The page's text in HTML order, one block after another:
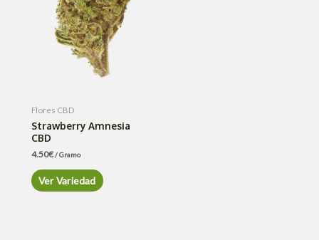
Flores CBD
Strawberry Amnesia
CBD
4.50€/ Gramo
Ver Variedad